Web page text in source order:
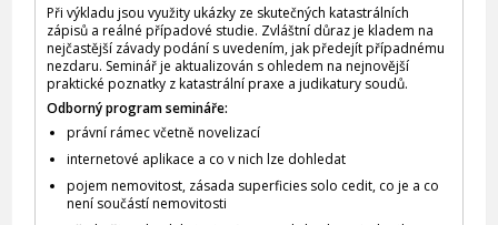
Při výkladu jsou využity ukázky ze skutečných katastrálních
zápisů a reálné případové studie. Zvláštní důraz je kladem na
nejčastější závady podání s uvedením, jak předejít případnému
nezdaru. Seminář je aktualizován s ohledem na nejnovější
praktické poznatky z katastrální praxe a judikatury soudů.
Odborný program semináře:
právní rámec včetně novelizací
internetové aplikace a co v nich lze dohledat
pojem nemovitost, zásada superficies solo cedit, co je a co
není součástí nemovitosti